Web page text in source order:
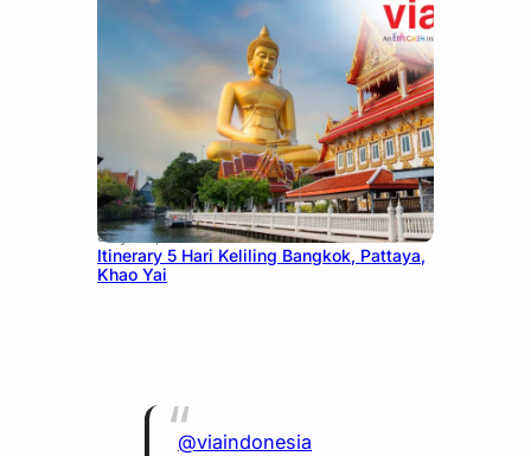
July 20, 2026
Itinerary 5 Hari Keliling Bangkok, Pattaya,
Khao Yai
@viaindonesia